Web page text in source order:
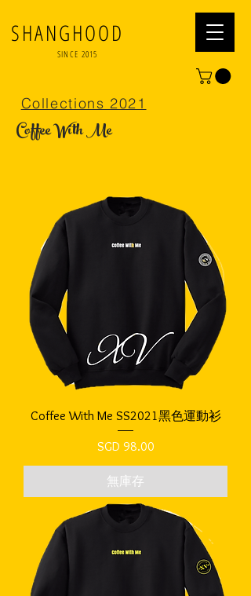
SHANGHOOD
SINCE 2015
Collections 2021
Coffee With Me
Coffee With Me SS2021黑色運動衫
價格
SGD 98.00
無庫存